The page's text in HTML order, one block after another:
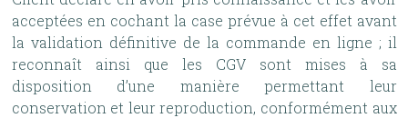
acceptées en cochant la case prévue à cet effet avant
la validation définitive de la commande en ligne ; il
reconnaît ainsi que les CGV sont mises à sa
disposition d’une manière permettant leur
conservation et leur reproduction, conformément aux